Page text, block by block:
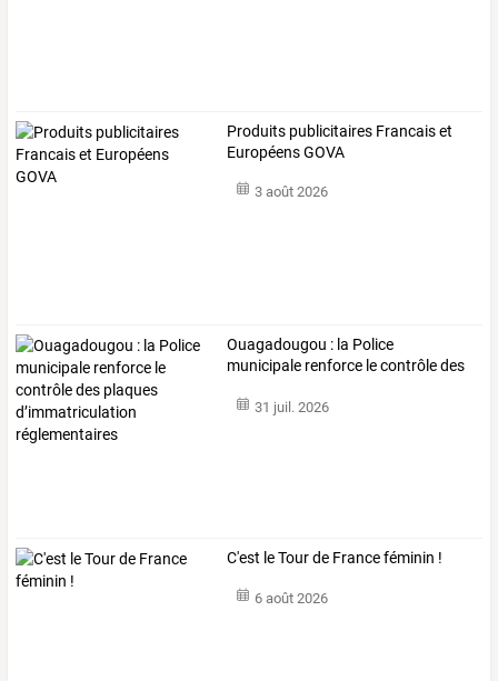
Produits publicitaires Francais et
Européens GOVA
3 août 2026
Ouagadougou : la Police
municipale renforce lecontrôledes
31 juil. 2026
C'est le Tour de France féminin !
6 août 2026